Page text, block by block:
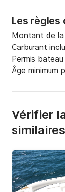
Les règles
Montant de la
Carburant
Permis bateau
Âge minimum
Vérifier
similaires